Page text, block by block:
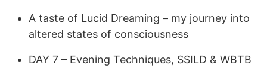
A taste of Lucid Dreaming – my journey into
altered states of consciousness
DAY 7 – Evening Techniques, SSILD & WBTB